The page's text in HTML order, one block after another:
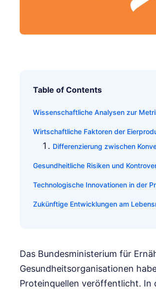
Table of Contents
Wissenschaftliche Analysen zur
Wirtschaftliche Faktoren der
Differenzierung zwischen
Gesundheitliche Risiken und
Technologische Innovationen in der
Zukünftige Entwicklungen am
Das Bundesministerium für
Gesundheitsorganisationen
Proteinquellen veröffentlicht. In